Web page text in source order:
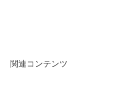
関連コンテンツ